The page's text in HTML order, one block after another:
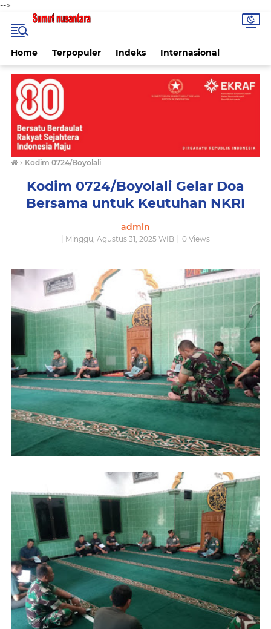
-->
Home Terpopuler Indeks Internasional
› Kodim 0724/Boyolali
Kodim 0724/Boyolali Gelar Doa
Bersama untuk Keutuhan NKRI
admin
| Minggu, Agustus 31, 2025 WIB | 0 Views